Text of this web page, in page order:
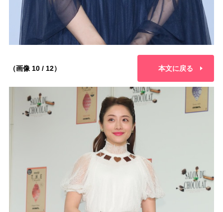
（画像 10 / 12） 本文に戻る